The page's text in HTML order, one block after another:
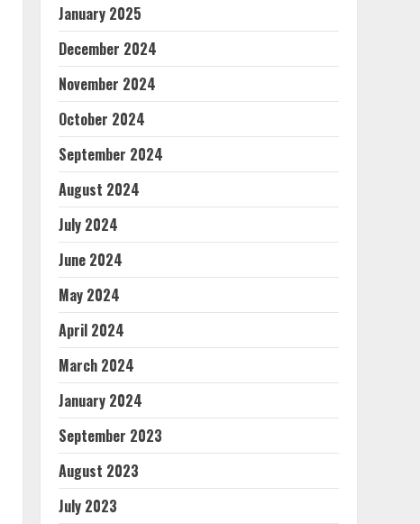
January 2025
December 2024
November 2024
October 2024
September 2024
August 2024
July 2024
June 2024
May 2024
April 2024
March 2024
January 2024
September 2023
August 2023
July 2023